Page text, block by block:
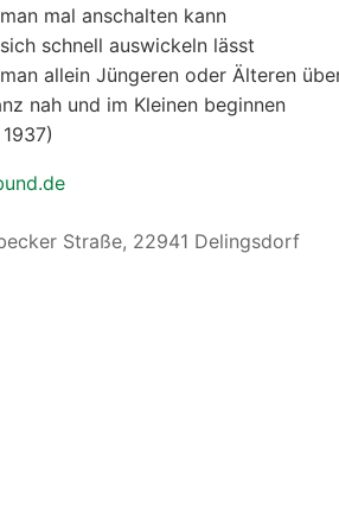
mal anschalten kann
schnell auswickeln lässt
allein Jüngeren oder Älteren
nah und im Kleinen beginnen
Straße, 22941 Delingsdorf